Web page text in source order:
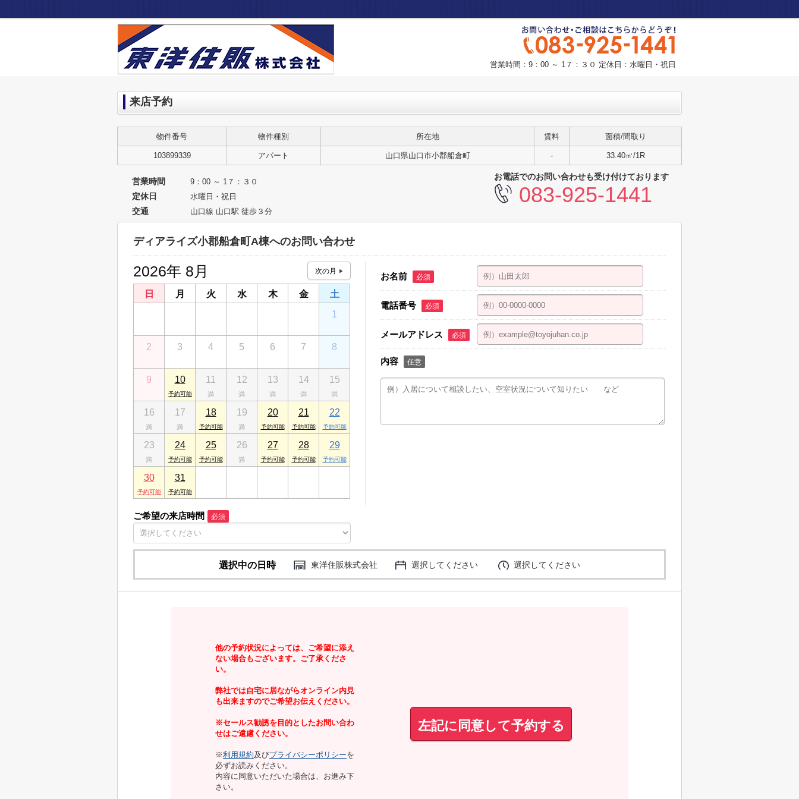
営業時間：9：00 ～ 1７：３０ 定休日：水曜日・祝日
来店予約
物件番号 物件種別 所在地 賃料 面積/間取り
103899339 アパート 山口県山口市小郡船倉町 - 33.40㎡/1R
営業時間 9：00 ～ 1７：３０
定休日 水曜日・祝日
交通 山口線 山口駅 徒歩３分
お電話でのお問い合わせも受け付けております
083-925-1441
ディアライズ小郡船倉町A棟へのお問い合わせ
2026年 8月
日 月 火 水 木 金
土
1
2 3 4 5 6 7 8
9 10 11 12 13 14 15
16 17 18 19 20 21 22
23 24 25 26 27 28 29
30 31
ご希望の来店時間 必須
お名前 必須
電話番号 必須
メールアドレス 必須
内容 任意
選択中の日時 東洋住販株式会社 選択してください 選択してください
他の予約状況によっては、ご希望に添え
ない場合もございます。ご了承くださ
い。
弊社では自宅に居ながらオンライン内見
も出来ますのでご希望お伝えください。
※セールス勧誘を目的としたお問い合わ
せはご遠慮ください。
※利用規約及びプライバシーポリシーを
必ずお読みください。
内容に同意いただいた場合は、お進み下
さい。
左記に同意して予約する